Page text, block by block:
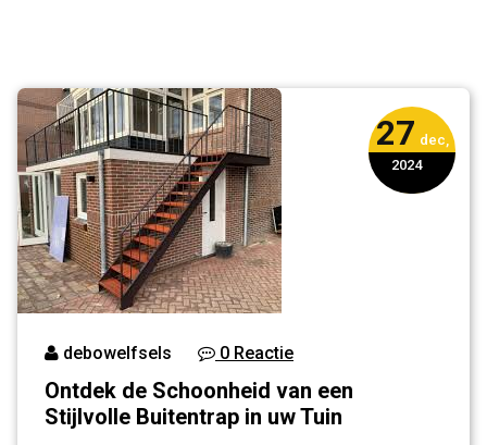
27 dec,
2024
debowelfsels 0 Reactie
Ontdek de Schoonheid van een
Stijlvolle Buitentrap in uw Tuin